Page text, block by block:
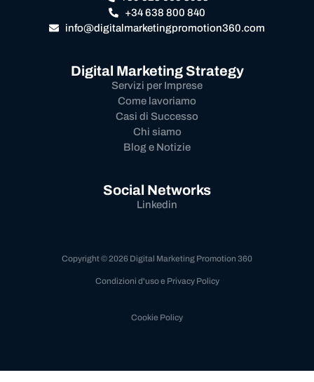
+34 638 800 840
info@digitalmarketingpromotion360.com
Digital Marketing Strategy
Servizi per Imprese
Come lavoriamo
Casi di Successo
Chi siamo
Blog e Notizie
Social Networks
Linkedin
Copyright © 2026 Digital Marketing Promotion 360
Condizioni d'uso e Privacy Policy
Cookie Policy